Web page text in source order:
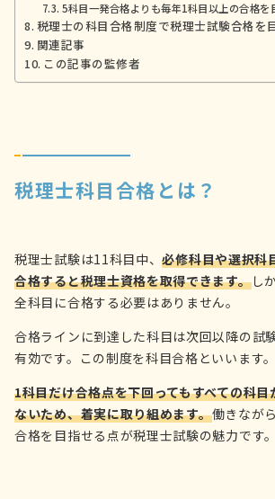
5科目一発合格よりも毎年1科目以上の合格を
税理士の科目合格制度で税理士試験合格を
関連記事
この記事の監修者
税理士科目合格とは？
税理士試験は11科目中、必修科目や選択科
合格すると税理士資格を取得できます。し
全科目に合格する必要はありません。
合格ラインに到達した科目は次回以降の試
有効です。この制度を科目合格といいます。
1科目だけ合格点を下回ってもすべての科
ないため、着実に取り組めます。働きなが
合格を目指せる点が税理士試験の魅力です。